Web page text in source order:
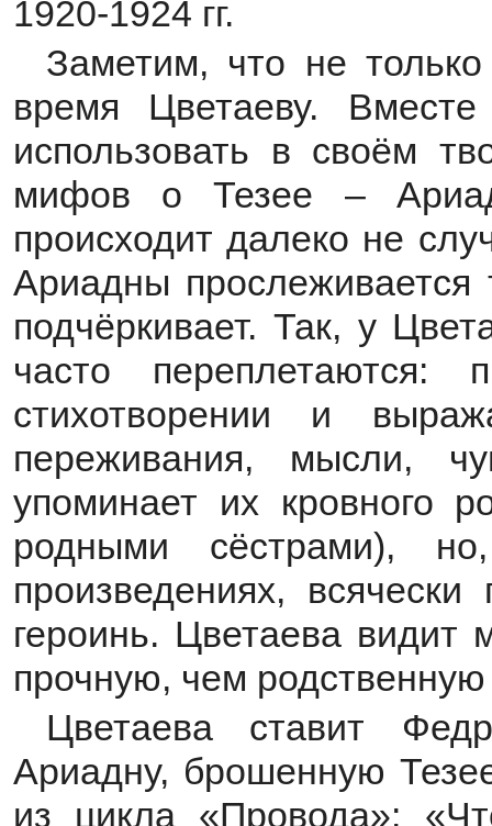
1920-1924 гг.
Заметим, что не
время Цветаеву.
использовать в своём
мифов о Тезее –
происходит далеко не
Ариадны прослеживается
подчёркивает. Так, у
часто переплетаются:
стихотворении и
переживания, мысли,
упоминает их кровного
родными сёстрами),
произведениях,
героинь. Цветаева видит
прочную, чем
Цветаева ставит
Ариадну, брошенную
из цикла «Провода»: